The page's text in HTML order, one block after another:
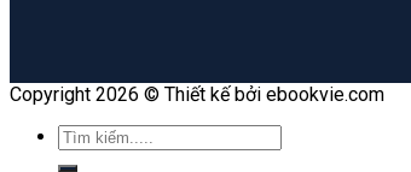
Copyright 2026 © Thiết kế bởi ebookvie.com
Search
for: